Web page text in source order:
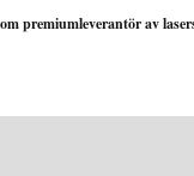
premiumleverantör av